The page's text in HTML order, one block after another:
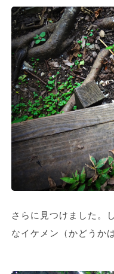
さらに見つけました。
なイケメン（かどうか